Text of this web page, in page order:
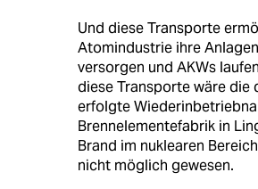
Und diese Transporte
Atomindustrie ihre
versorgen und AKWs
diese Transporte wäre die
erfolgte
Brennelementefabrik in
Brand im nuklearen
nicht möglich gewesen.